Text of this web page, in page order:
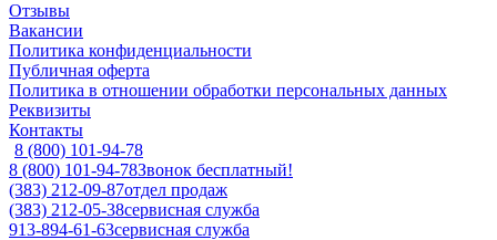
Отзывы
Вакансии
Политика конфиденциальности
Публичная оферта
Политика в отношении обработки персональных данных
Реквизиты
Контакты
8 (800) 101-94-78
8 (800) 101-94-78Звонок бесплатный!
(383) 212-09-87отдел продаж
(383) 212-05-38сервисная служба
913-894-61-63сервисная служба